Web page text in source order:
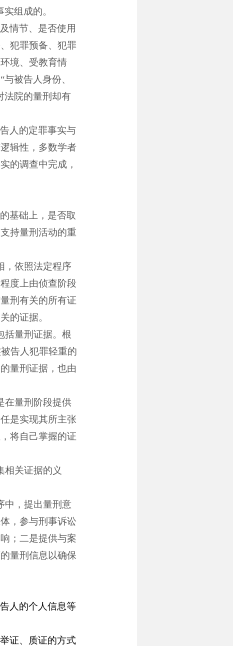
组成的。
情节、是否使用
犯罪预备、犯罪
境、受教育情
被告人身份、
法院的量刑却有
人的定罪事实与
辑性，多数学者
的调查中完成，
基础上，是否取
持量刑活动的重
，依照法定程序
度上由侦查阶段
刑有关的所有证
的证据。
括量刑证据。根
告人犯罪轻重的
量刑证据，也由
在量刑阶段提供
是实现其所主张
将自己掌握的证
相关证据的义
中，提出量刑意
，参与刑事诉讼
；二是提供与案
量刑信息以确保
人的个人信息等
证、质证的方式